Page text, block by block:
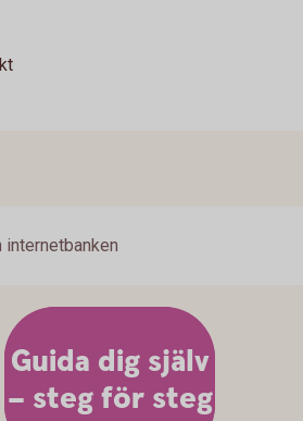
internetbanken
Guida dig själv
– steg för steg